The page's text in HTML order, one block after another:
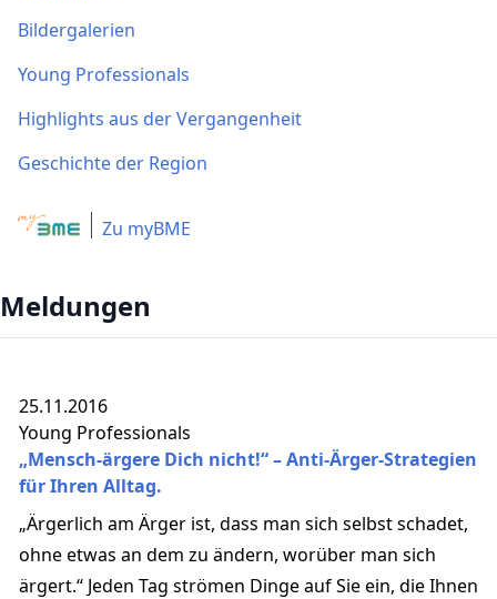
Bildergalerien
Young Professionals
Highlights aus der Vergangenheit
Geschichte der Region
Zu myBME
Meldungen
25.11.2016
Young Professionals
„Mensch-ärgere Dich nicht!“ – Anti-Ärger-Strategien
für Ihren Alltag.
„Ärgerlich am Ärger ist, dass man sich selbst schadet,
ohne etwas an dem zu ändern, worüber man sich
ärgert.“ Jeden Tag strömen Dinge auf Sie ein, die Ihnen